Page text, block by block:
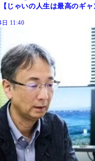
じゃいの人生は最高のギャ
日 11:40